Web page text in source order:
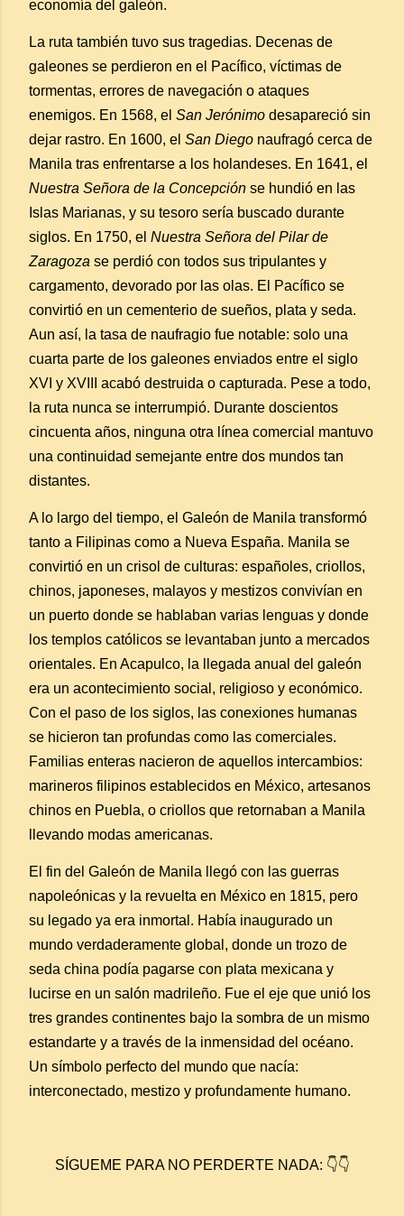
economía del galeón.
La ruta también tuvo sus tragedias. Decenas de
galeones se perdieron en el Pacífico, víctimas de
tormentas, errores de navegación o ataques
enemigos. En 1568, el San Jerónimo desapareció sin
dejar rastro. En 1600, el San Diego naufragó cerca de
Manila tras enfrentarse a los holandeses. En 1641, el
Nuestra Señora de la Concepción se hundió en las
Islas Marianas, y su tesoro sería buscado durante
siglos. En 1750, el Nuestra Señora del Pilar de
Zaragoza se perdió con todos sus tripulantes y
cargamento, devorado por las olas. El Pacífico se
convirtió en un cementerio de sueños, plata y seda.
Aun así, la tasa de naufragio fue notable: solo una
cuarta parte de los galeones enviados entre el siglo
XVI y XVIII acabó destruida o capturada. Pese a todo,
la ruta nunca se interrumpió. Durante doscientos
cincuenta años, ninguna otra línea comercial mantuvo
una continuidad semejante entre dos mundos tan
distantes.
A lo largo del tiempo, el Galeón de Manila transformó
tanto a Filipinas como a Nueva España. Manila se
convirtió en un crisol de culturas: españoles, criollos,
chinos, japoneses, malayos y mestizos convivían en
un puerto donde se hablaban varias lenguas y donde
los templos católicos se levantaban junto a mercados
orientales. En Acapulco, la llegada anual del galeón
era un acontecimiento social, religioso y económico.
Con el paso de los siglos, las conexiones humanas
se hicieron tan profundas como las comerciales.
Familias enteras nacieron de aquellos intercambios:
marineros filipinos establecidos en México, artesanos
chinos en Puebla, o criollos que retornaban a Manila
llevando modas americanas.
El fin del Galeón de Manila llegó con las guerras
napoleónicas y la revuelta en México en 1815, pero
su legado ya era inmortal. Había inaugurado un
mundo verdaderamente global, donde un trozo de
seda china podía pagarse con plata mexicana y
lucirse en un salón madrileño. Fue el eje que unió los
tres grandes continentes bajo la sombra de un mismo
estandarte y a través de la inmensidad del océano.
Un símbolo perfecto del mundo que nacía:
interconectado, mestizo y profundamente humano.
SÍGUEME PARA NO PERDERTE NADA: 👇👇